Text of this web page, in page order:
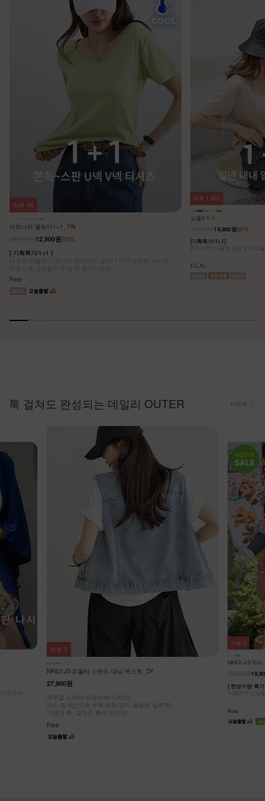
아르니카 쿨링티1+1_YN
50%
12,900원
[ 기획특가/1+1 ]
나크가 만들면 기본티도 다르다는 공식! 1+1구성으로 브이넥
라운드넥 고민없이 두장 다 챙겨가세요
Free
리뷰 36
심플V 1+1
25%
14,900원
[기획특가/1+1]
[55~120] 시원한 깊은 V넥 심
F,L,XL
리뷰 1,902
툭 걸쳐도 완성되는 데일리 OUTER more
NK42-J-5/차이 숏자켓
25,900원
[ 한정수량 특가 ]
시원하게 스타일 살려봐요! 노카라 블링 버튼 트위드 반팔 숏자켓
Free
리뷰 3
NK41-O-4/홀
섹시한 홀터넥
Free
리뷰 0